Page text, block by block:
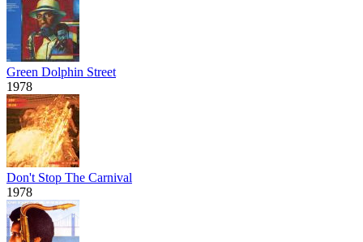
Green Dolphin Street
1978
Don't Stop The Carnival
1978